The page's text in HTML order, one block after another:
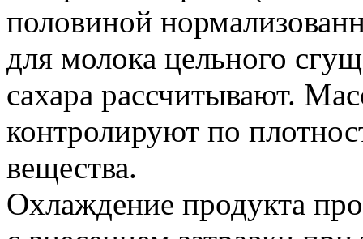
половиной
для молока цельного
сахара рассчитывают.
контролируют по
вещества.
Охлаждение продукта